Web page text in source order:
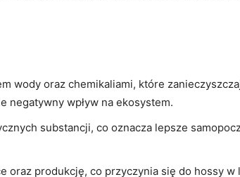
wody oraz chemikaliami, które
negatywny wpływ na ekosystem.
substancji, co oznacza lepsze
oraz produkcję, co przyczynia się do hossy w